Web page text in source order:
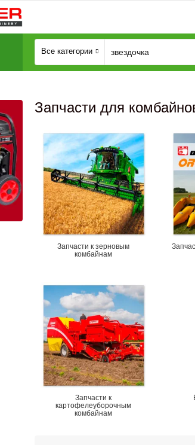
Все категории
Генератори
Запчасти для
Запчасти к зерновым
комбайнам
Запчасти к
картофелеуборочным
комбайнам